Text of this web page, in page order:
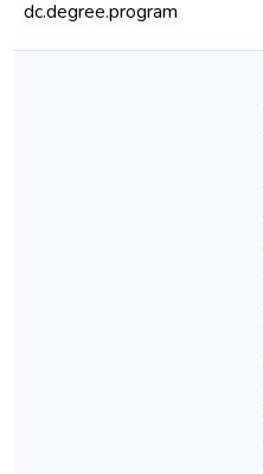
dc.degree.program